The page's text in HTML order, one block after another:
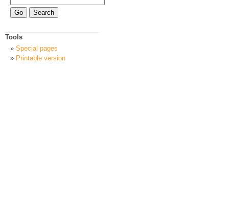
Tools
Special pages
Printable version